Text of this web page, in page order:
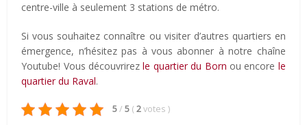
centre-ville à seulement 3 stations de métro.
Si vous souhaitez connaître ou visiter d’autres quartiers en
émergence, n’hésitez pas à vous abonner à notre chaîne
Youtube! Vous découvrirezle quartier du Born ou encore le
quartier du Raval.
5/ 5 (2votes )